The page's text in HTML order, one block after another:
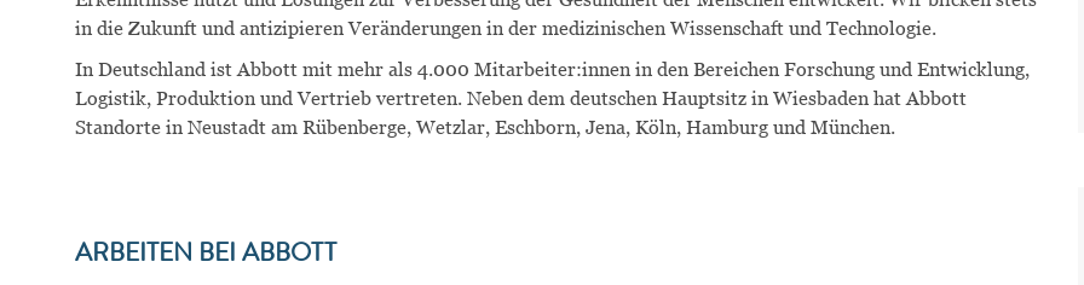
in die Zukunft und antizipieren Veränderungen in der medizinischen Wissenschaft und Technologie.
In Deutschland ist Abbott mit mehr als 4.000 Mitarbeiter:innen in den Bereichen Forschung und Entwicklung,
Logistik, Produktion und Vertrieb vertreten. Neben dem deutschen Hauptsitz in Wiesbaden hat Abbott
Standorte in Neustadt am Rübenberge, Wetzlar, Eschborn, Jena, Köln, Hamburg und München.
ARBEITEN BEI ABBOTT